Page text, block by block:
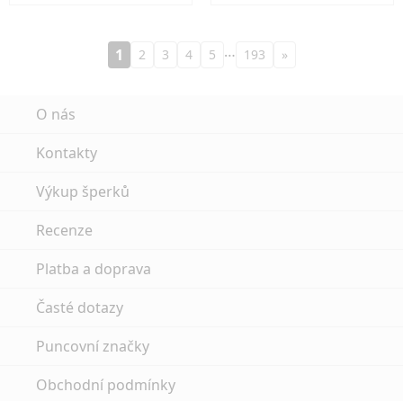
1 2 3 4 5 … 193 »
O nás
Kontakty
Výkup šperků
Recenze
Platba a doprava
Časté dotazy
Puncovní značky
Obchodní podmínky